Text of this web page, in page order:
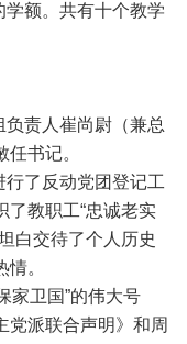
额。共有十个教学
责人崔尚尉（兼总
书记。
了反动党团登记工
了教职工“忠诚老实
白交待了个人历史
。
家卫国”的伟大号
党派联合声明》和周